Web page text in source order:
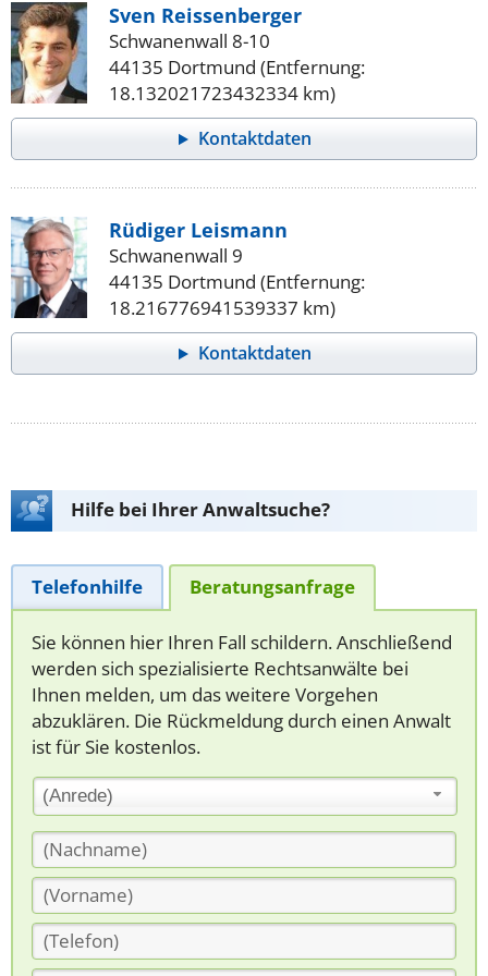
Sven Reissenberger
Schwanenwall 8-10
44135 Dortmund (Entfernung:
18.132021723432334 km)
Kontaktdaten
Rüdiger Leismann
Schwanenwall 9
44135 Dortmund (Entfernung:
18.216776941539337 km)
Kontaktdaten
Hilfe bei Ihrer Anwaltsuche?
Telefonhilfe Beratungsanfrage
Sie können hier Ihren Fall schildern. Anschließend
werden sich spezialisierte Rechtsanwälte bei
Ihnen melden, um das weitere Vorgehen
abzuklären. Die Rückmeldung durch einen Anwalt
ist für Sie kostenlos.
(Anrede)